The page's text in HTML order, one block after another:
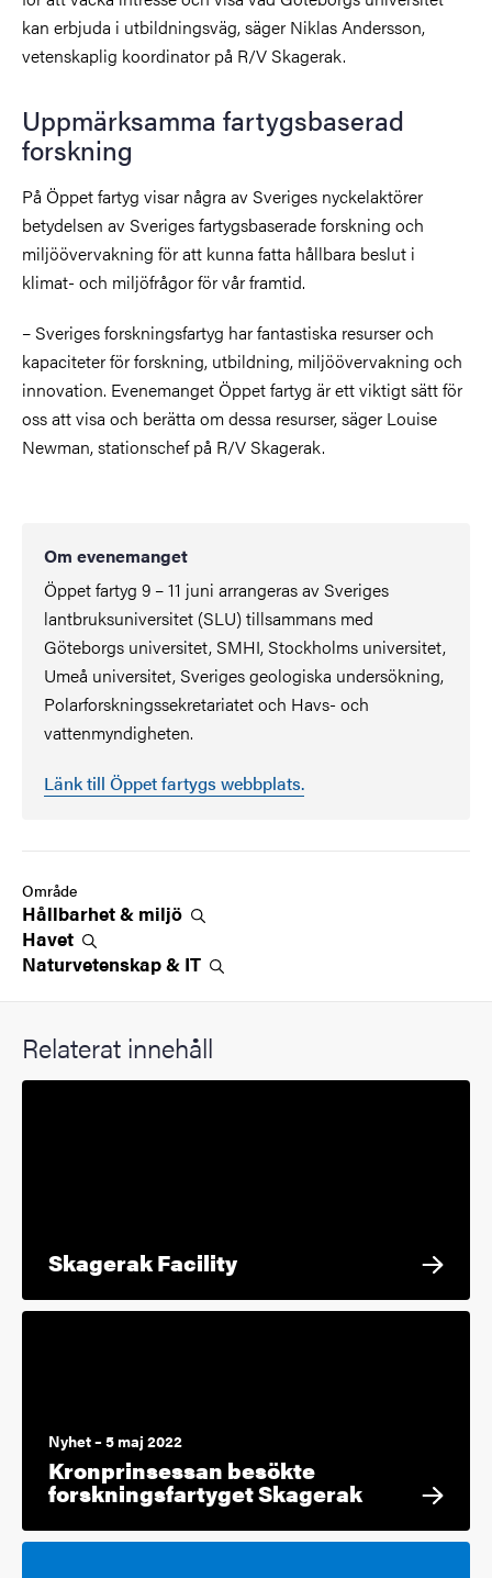
kan erbjuda i utbildningsväg, säger Niklas Andersson,
vetenskaplig koordinator på R/V Skagerak.
Uppmärksamma fartygsbaserad
forskning
På Öppet fartyg visar några av Sveriges nyckelaktörer
betydelsen av Sveriges fartygsbaserade forskning och
miljöövervakning för att kunna fatta hållbara beslut i
klimat- och miljöfrågor för vår framtid.
– Sveriges forskningsfartyg har fantastiska resurser och
kapaciteter för forskning, utbildning, miljöövervakning och
innovation. Evenemanget Öppet fartyg är ett viktigt sätt för
oss att visa och berätta om dessa resurser, säger Louise
Newman, stationschef på R/V Skagerak.
Om evenemanget
Öppet fartyg 9 – 11 juni arrangeras av Sveriges
lantbruksuniversitet (SLU) tillsammans med
Göteborgs universitet, SMHI, Stockholms universitet,
Umeå universitet, Sveriges geologiska undersökning,
Polarforskningssekretariatet och Havs- och
vattenmyndigheten.
Länk till Öppet fartygs webbplats.
Område
Hållbarhet & miljö
Havet
Naturvetenskap & IT
Relaterat innehåll
Skagerak Facility
Nyhet – 5 maj 2022
Kronprinsessan besökte
forskningsfartyget Skagerak